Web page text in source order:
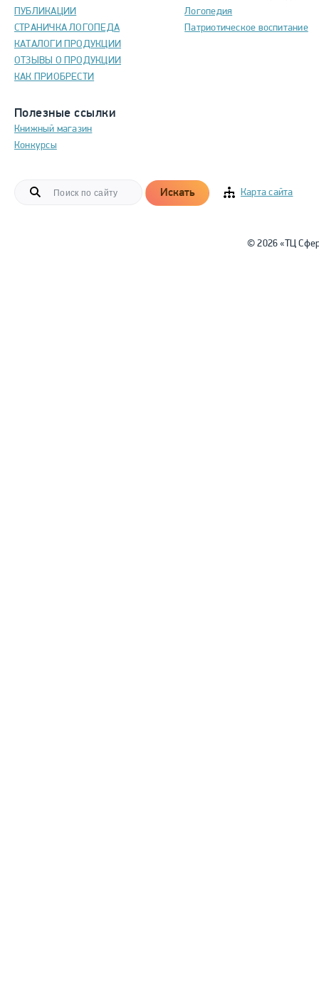
ПУБЛИКАЦИИ
СТРАНИЧКА ЛОГОПЕДА
КАТАЛОГИ ПРОДУКЦИИ
ОТЗЫВЫ О ПРОДУКЦИИ
КАК ПРИОБРЕСТИ
Полезные ссылки
Книжный магазин
Конкурсы
Логопедия
Патриотическое воспитание
Искать Карта сайта
© 2026 «ТЦ